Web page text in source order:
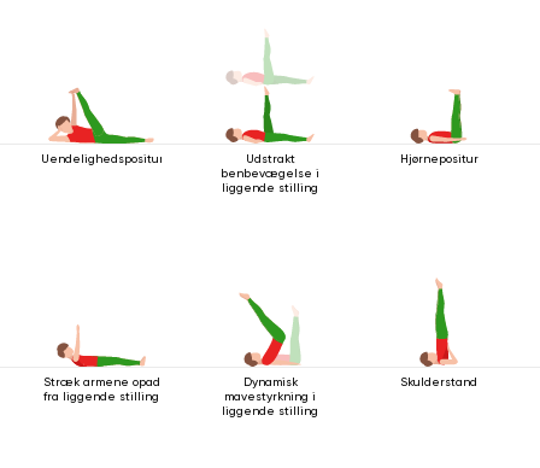
Uendelighedspositur
Udstrakt
benbevægelse i
liggende stilling
Hjørnepositur
Stræk armene opad
fra liggende stilling
Dynamisk
mavestyrkning i
liggende stilling
Skulderstand